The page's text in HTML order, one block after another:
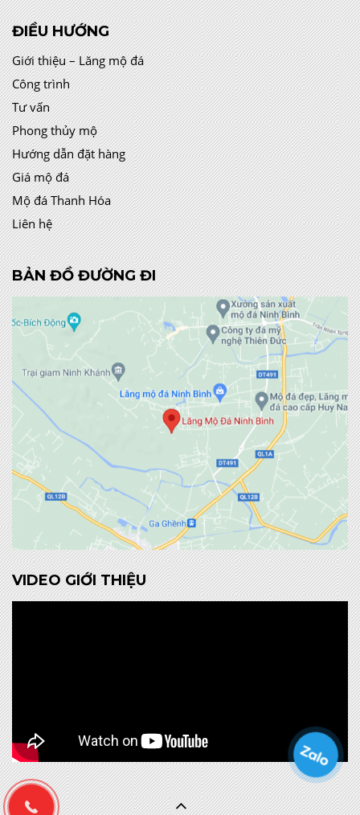
ĐIỀU HƯỚNG
Giới thiệu – Lăng mộ đá
Công trình
Tư vấn
Phong thủy mộ
Hướng dẫn đặt hàng
Giá mộ đá
Mộ đá Thanh Hóa
Liên hệ
BẢN ĐỒ ĐƯỜNG ĐI
VIDEO GIỚI THIỆU